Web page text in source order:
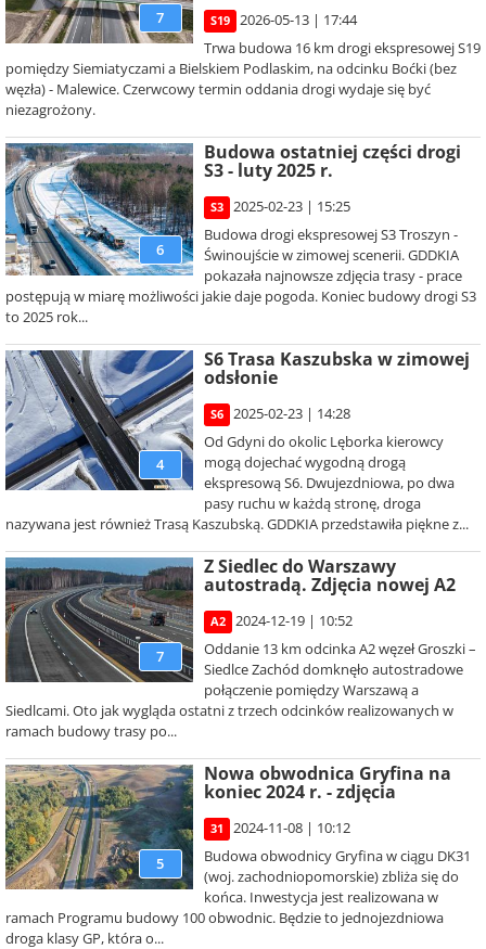
7 S19
2026-05-13 | 17:44
Trwa budowa 16 km drogi ekspresowej S19
pomiędzy Siemiatyczami a Bielskiem Podlaskim, na odcinku Boćki (bez
węzła) - Malewice. Czerwcowy termin oddania drogi wydaje się być
niezagrożony.
6
Budowa ostatniej części drogi
S3 - luty 2025 r.
S3
2025-02-23 | 15:25
Budowa drogi ekspresowej S3 Troszyn -
Świnoujście w zimowej scenerii. GDDKIA
pokazała najnowsze zdjęcia trasy - prace
postępują w miarę możliwości jakie daje pogoda. Koniec budowy drogi S3
to 2025 rok...
4
S6 Trasa Kaszubska w zimowej
odsłonie
S6
2025-02-23 | 14:28
Od Gdyni do okolic Lęborka kierowcy
mogą dojechać wygodną drogą
ekspresową S6. Dwujezdniowa, po dwa
pasy ruchu w każdą stronę, droga
nazywana jest również Trasą Kaszubską. GDDKIA przedstawiła piękne z...
7
Z Siedlec do Warszawy
autostradą. Zdjęcia nowej A2
A2
2024-12-19 | 10:52
Oddanie 13 km odcinka A2 węzeł Groszki –
Siedlce Zachód domknęło autostradowe
połączenie pomiędzy Warszawą a
Siedlcami. Oto jak wygląda ostatni z trzech odcinków realizowanych w
ramach budowy trasy po...
5
Nowa obwodnica Gryfina na
koniec 2024 r. - zdjęcia
31
2024-11-08 | 10:12
Budowa obwodnicy Gryfina w ciągu DK31
(woj. zachodniopomorskie) zbliża się do
końca. Inwestycja jest realizowana w
ramach Programu budowy 100 obwodnic. Będzie to jednojezdniowa
droga klasy GP, która o...